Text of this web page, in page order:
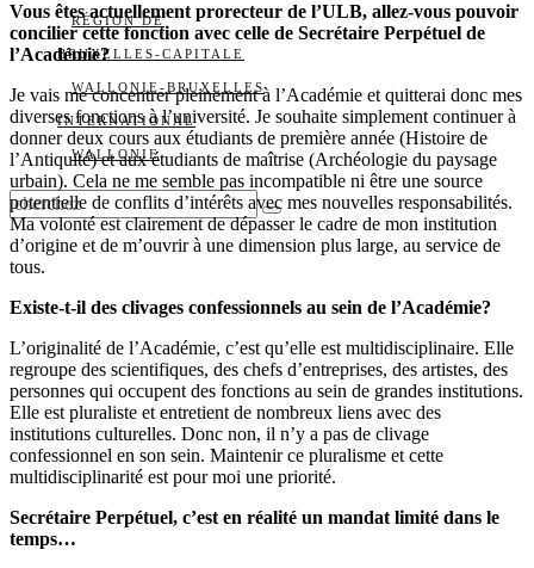
RÉGION DE
BRUXELLES-CAPITALE
WALLONIE-BRUXELLES
INTERNATIONAL
WALLONIE
Vous êtes actuellement prorecteur de l’ULB, allez-vous pouvoir
concilier cette fonction avec celle de Secrétaire Perpétuel de
l’Académie?
Je vais me concentrer pleinement à l’Académie et quitterai donc mes
diverses fonctions à l’université. Je souhaite simplement continuer à
donner deux cours aux étudiants de première année (Histoire de
l’Antiquité) et aux étudiants de maîtrise (Archéologie du paysage
urbain). Cela ne me semble pas incompatible ni être une source
potentielle de conflits d’intérêts avec mes nouvelles responsabilités.
Ma volonté est clairement de dépasser le cadre de mon institution
d’origine et de m’ouvrir à une dimension plus large, au service de
tous.
Existe-t-il des clivages confessionnels au sein de l’Académie?
L’originalité de l’Académie, c’est qu’elle est multidisciplinaire. Elle
regroupe des scientifiques, des chefs d’entreprises, des artistes, des
personnes qui occupent des fonctions au sein de grandes institutions.
Elle est pluraliste et entretient de nombreux liens avec des
institutions culturelles. Donc non, il n’y a pas de clivage
confessionnel en son sein. Maintenir ce pluralisme et cette
multidisciplinarité est pour moi une priorité.
Secrétaire Perpétuel, c’est en réalité un mandat limité dans le
temps…